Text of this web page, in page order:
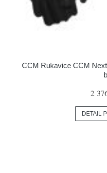
CCM Rukavice CCM
2
DETAIL